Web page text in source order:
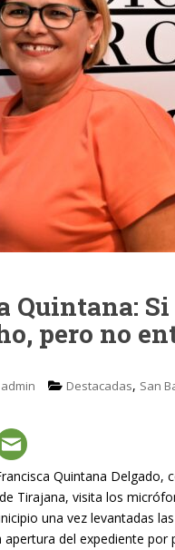
Quintana:
pero no
admin Destacadas, San
Quintana Delgado,
Tirajana, visita los
una vez levantadas
del expediente por